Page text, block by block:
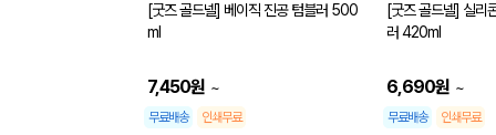
[굿즈 골드넬] 베이직 진공 텀블러 500
ml
7,450원 ~
무료배송 인쇄무료
[굿즈 골드넬] 실리
러 420ml
6,690원 ~
무료배송 인쇄무료